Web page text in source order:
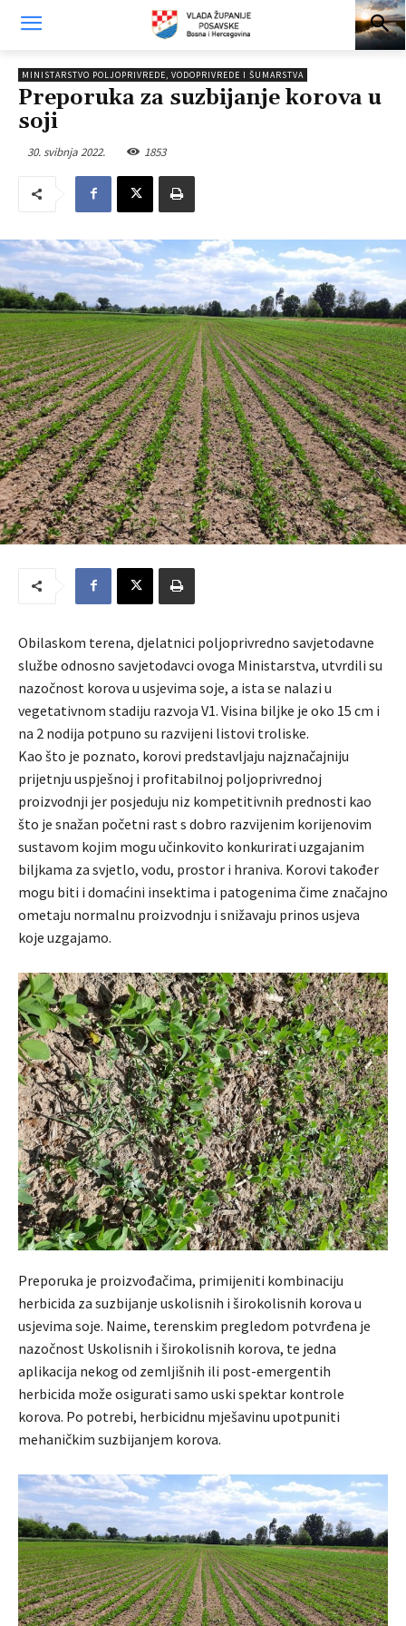
MINISTARSTVO POLJOPRIVREDE, VODOPRIVREDE I ŠUMARSTVA
Preporuka za suzbijanje korova u
soji
30. svibnja 2022. 1853
Obilaskom terena, djelatnici poljoprivredno savjetodavne
službe odnosno savjetodavci ovoga Ministarstva, utvrdili su
nazočnost korova u usjevima soje, a ista se nalazi u
vegetativnom stadiju razvoja V1. Visina biljke je oko 15 cm i
na 2 nodija potpuno su razvijeni listovi troliske.
Kao što je poznato, korovi predstavljaju najznačajniju
prijetnju uspješnoj i profitabilnoj poljoprivrednoj
proizvodnji jer posjeduju niz kompetitivnih prednosti kao
što je snažan početni rast s dobro razvijenim korijenovim
sustavom kojim mogu učinkovito konkurirati uzgajanim
biljkama za svjetlo, vodu, prostor i hraniva. Korovi također
mogu biti i domaćini insektima i patogenima čime značajno
ometaju normalnu proizvodnju i snižavaju prinos usjeva
koje uzgajamo.
Preporuka je proizvođačima, primijeniti kombinaciju
herbicida za suzbijanje uskolisnih i širokolisnih korova u
usjevima soje. Naime, terenskim pregledom potvrđena je
nazočnost Uskolisnih i širokolisnih korova, te jedna
aplikacija nekog od zemljišnih ili post-emergentih
herbicida može osigurati samo uski spektar kontrole
korova. Po potrebi, herbicidnu mješavinu upotpuniti
mehaničkim suzbijanjem korova.